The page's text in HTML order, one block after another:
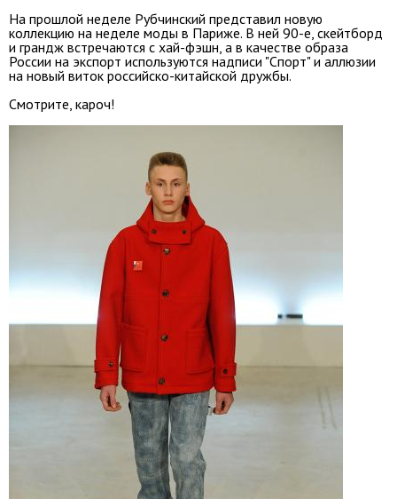
На прошлой неделе Рубчинский представил новую
коллекцию на неделе моды в Париже. В ней 90-е, скейтборд
и грандж встречаются с хай-фэшн, а в качестве образа
России на экспорт используются надписи "Спорт" и аллюзии
на новый виток российско-китайской дружбы.
Смотрите, кароч!